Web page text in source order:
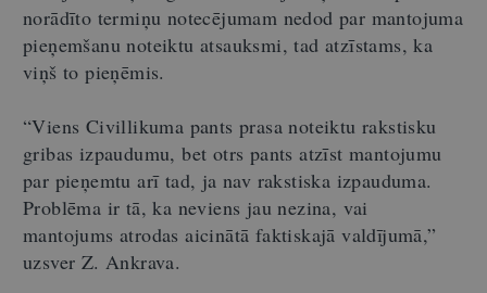
norādīto termiņu notecējumam nedod par mantojuma
pieņemšanu noteiktu atsauksmi, tad atzīstams, ka
viņš to pieņēmis.
“Viens Civillikuma pants prasa noteiktu rakstisku
gribas izpaudumu, bet otrs pants atzīst mantojumu
par pieņemtu arī tad, ja nav rakstiska izpauduma.
Problēma ir tā, ka neviens jau nezina, vai
mantojums atrodas aicinātā faktiskajā valdījumā,”
uzsver Z. Ankrava.